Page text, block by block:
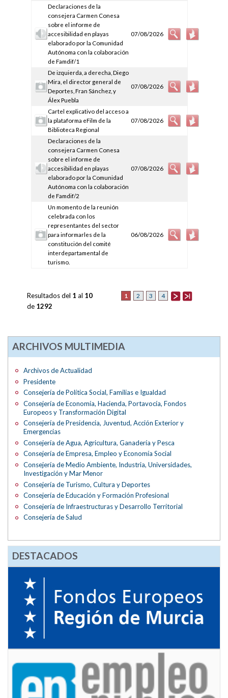
Declaraciones de la
consejera Carmen Conesa
sobre el informe de
accesibilidad en playas
elaborado por la Comunidad
Autónoma con la colaboración
de Famdif/1
07/08/2026
De izquierda, a derecha, Diego
Mira, el director general de
Deportes, Fran Sánchez, y
Álex Puebla
07/08/2026
Cartel explicativo del acceso a
la plataforma eFilm de la
Biblioteca Regional
07/08/2026
Declaraciones de la
consejera Carmen Conesa
sobre el informe de
accesibilidad en playas
elaborado por la Comunidad
Autónoma con la colaboración
de Famdif/2
07/08/2026
Un momento de la reunión
celebrada con los
representantes del sector
para informarles de la
constitución del comité
interdepartamental de
turismo.
06/08/2026
1 2 3 4
Resultados del 1 al 10
de 1292
ARCHIVOS MULTIMEDIA
Archivos de Actualidad
Presidente
Consejería de Política Social, Familias e Igualdad
Consejería de Economía, Hacienda, Portavocía, Fondos
Europeos y Transformación Digital
Consejería de Presidencia, Juventud, Acción Exterior y
Emergencias
Consejería de Agua, Agricultura, Ganadería y Pesca
Consejería de Empresa, Empleo y Economía Social
Consejería de Medio Ambiente, Industria, Universidades,
Investigación y Mar Menor
Consejería de Turismo, Cultura y Deportes
Consejería de Educación y Formación Profesional
Consejería de Infraestructuras y Desarrollo Territorial
Consejería de Salud
DESTACADOS